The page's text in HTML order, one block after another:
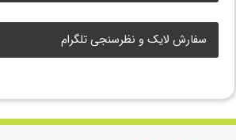
سفارش لایک و نظرسنجی تلگرام